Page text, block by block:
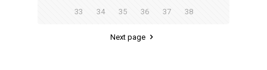
33 34 35 36 37 38
Next page